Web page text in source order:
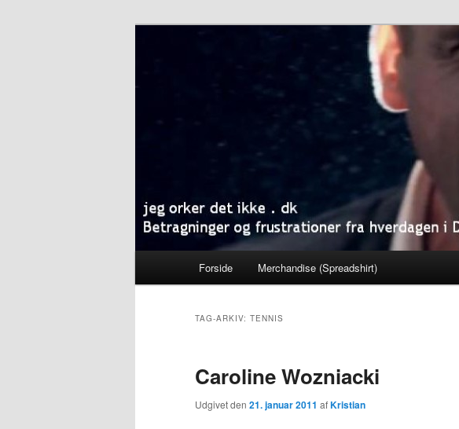
jeg orker det ikke . dk
Betragninger og frustrationer fra hverdagen i Danmark
Forside Merchandise (Spreadshirt)
TAG-ARKIV: TENNIS
Caroline Wozniacki
Udgivet den 21. januar 2011 afKristian